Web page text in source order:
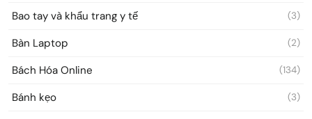
Bao tay và khẩu trang y tế (3)
Bàn Laptop (2)
Bách Hóa Online (134)
Bánh kẹo (3)